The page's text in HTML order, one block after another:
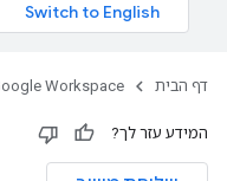
דף הבית Workspace
המידע עזר לך?